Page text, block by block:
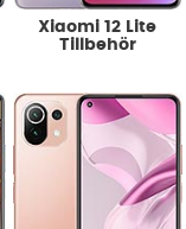
Xiaomi 12 Lite
Tillbehör